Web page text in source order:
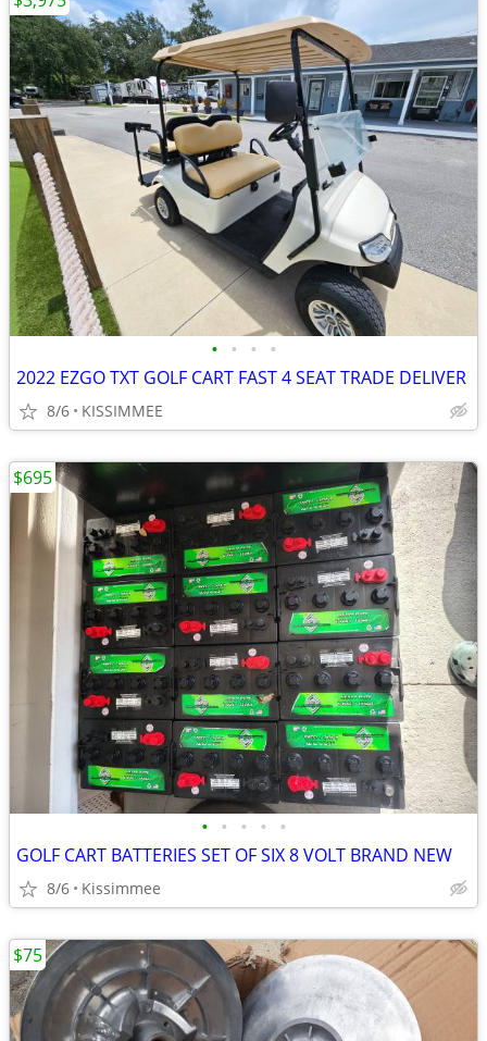
• • • •
2022 EZGO TXT GOLF CART FAST 4 SEAT TRADE DELIVER
8/6 KISSIMMEE
• • • • •
GOLF CART BATTERIES SET OF SIX 8 VOLT BRAND NEW
8/6 Kissimmee
$695
$75